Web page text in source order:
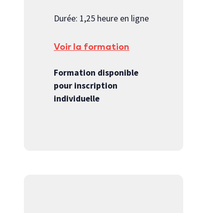
Durée: 1,25 heure en ligne
Voir la formation
Formation disponible
pour inscription
individuelle